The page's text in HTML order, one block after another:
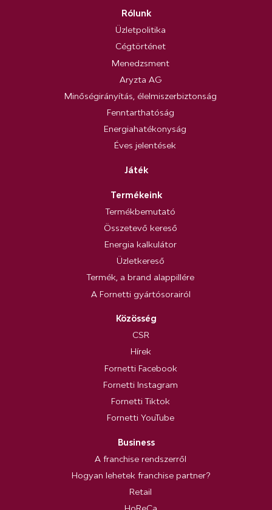
Rólunk
Üzletpolitika
Cégtörténet
Menedzsment
Aryzta AG
Minőségirányítás, élelmiszerbiztonság
Fenntarthatóság
Energiahatékonyság
Éves jelentések
Játék
Termékeink
Termékbemutató
Összetevő kereső
Energia kalkulátor
Üzletkereső
Termék, a brand alappillére
A Fornetti gyártósorairól
Közösség
CSR
Hírek
Fornetti Facebook
Fornetti Instagram
Fornetti Tiktok
Fornetti YouTube
Business
A franchise rendszerről
Hogyan lehetek franchise partner?
Retail